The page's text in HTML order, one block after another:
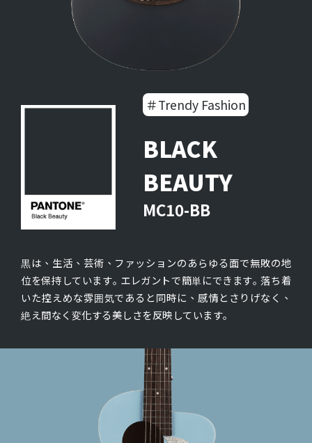
＃Trendy Fashion
BLACK
BEAUTY
MC10-BB
黒は、生活、芸術、ファッションのあらゆる面で無敗の地
位を保持しています｡ エレガントで簡単にできます｡ 落ち着
いた控えめな雰囲気であると同時に、感情とさりげなく、
絶え間なく変化する美しさを反映しています｡